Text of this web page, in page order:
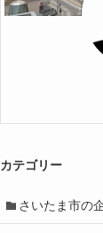
カテゴリー
さいたま市の